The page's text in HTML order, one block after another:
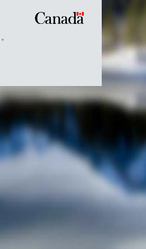
Symbole
du
Canada